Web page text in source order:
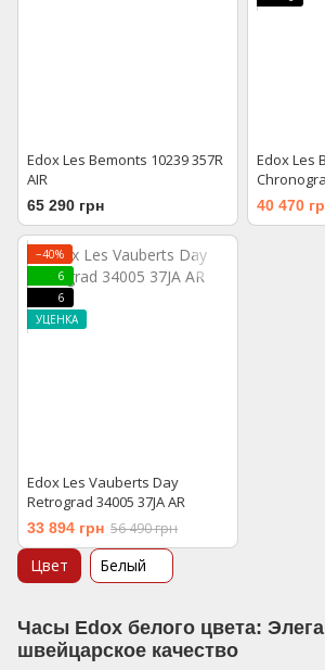
Edox Les Bemonts 10239 357R
AIR
65 290 грн
Edox Les
01651 37R
40 470
−40%
6
6
УЦЕНКА
Edox Les Vauberts Day
Retrograd 34005 37JA AR
33 894 грн 56 490 грн
Часы Edox белого цвета:
швейцарское качество
Цвет Белый